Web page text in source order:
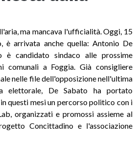
ma mancava l'ufficialità. Oggi, 15
è arrivata anche quella: Antonio De
è candidato sindaco alle prossime
comunali a Foggia. Già consigliere
nelle file dell'opposizione nell'ultima
elettorale, De Sabato ha portato
questi mesi un percorso politico con i
organizzati e promossi assieme al
Concittadino e l'associazione